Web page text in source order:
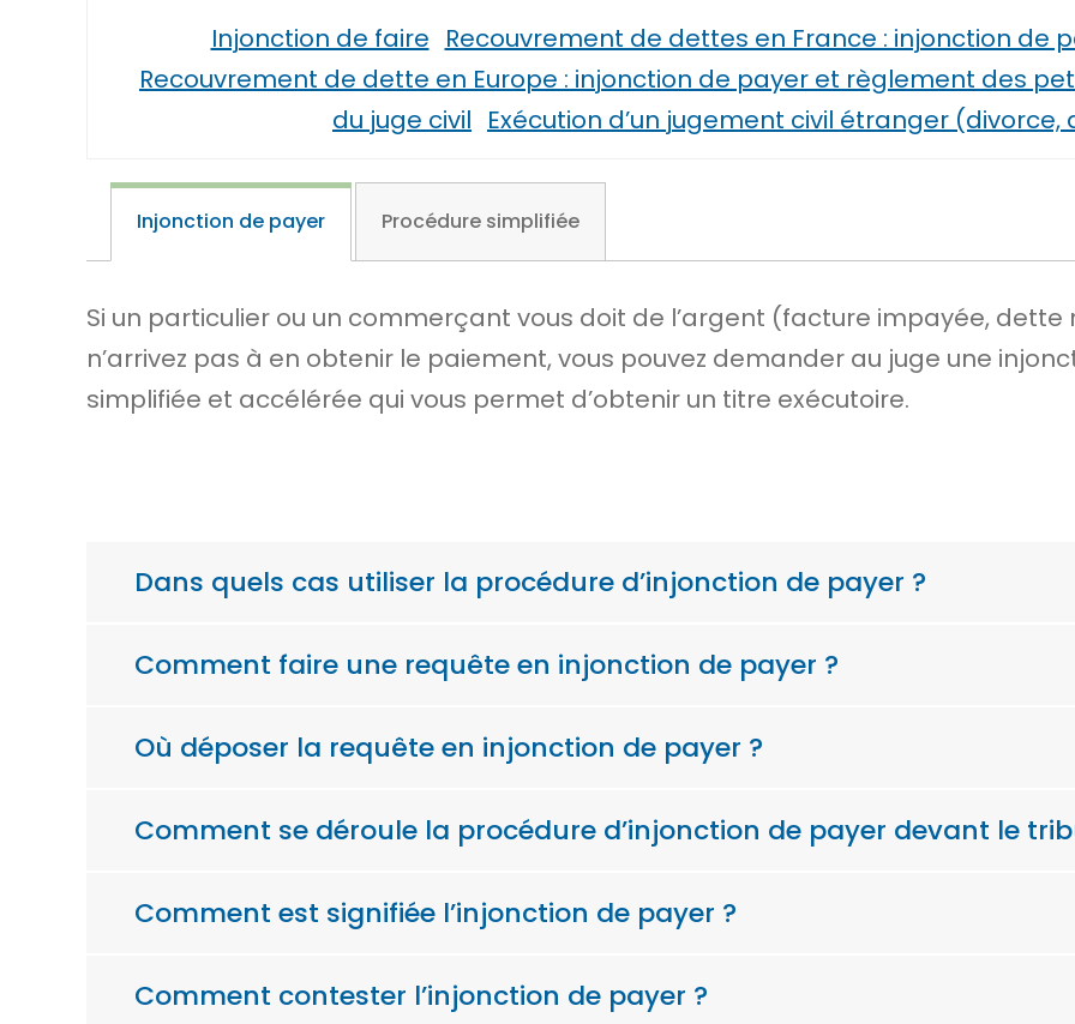
Injonction de faire Recouvrement de dettes en France : injonction de
Recouvrement de dette en Europe : injonction de payer et règlement des
du juge civil Exécution d’un jugement civil étranger
Injonction de payer Procédure simplifiée
Si un particulier ou un commerçant vous doit de l’argent (facture impayée,
n’arrivez pas à en obtenir le paiement, vous pouvez demander au juge une
simplifiée et accélérée qui vous permet d’obtenir un titre exécutoire.
Dans quels cas utiliser la procédure d’injonction de payer ?
Comment faire une requête en injonction de payer ?
Où déposer la requête en injonction de payer ?
Comment se déroule la procédure d’injonction de payer devant le
Comment est signifiée l’injonction de payer ?
Comment contester l’injonction de payer ?